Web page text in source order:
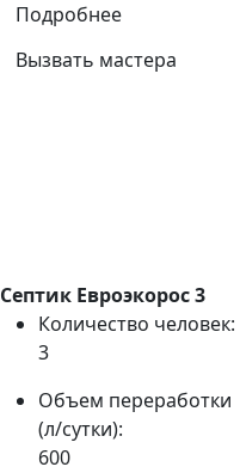
Подробнее
Вызвать мастера
Септик Евроэкорос 3
Количество человек:
3
Объем переработки
(л/сутки):
600